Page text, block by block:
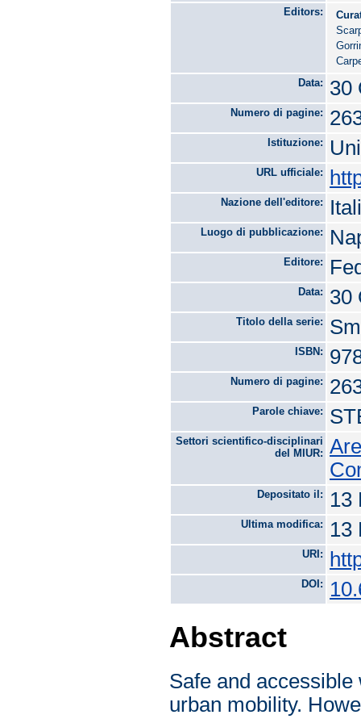
Editors:
Data:
30
Numero di pagine:
Istituzione:
URL ufficiale:
Nazione dell'editore:
Luogo di pubblicazione:
Editore:
Data: 30
Titolo della serie:
ISBN:
Numero di pagine:
Parole chiave:
Settori scientifico-disciplinari
del MIUR:
Depositato il: 13
Ultima modifica: 13
URI:
DOI:
Abstract
Safe and
urban mobility.